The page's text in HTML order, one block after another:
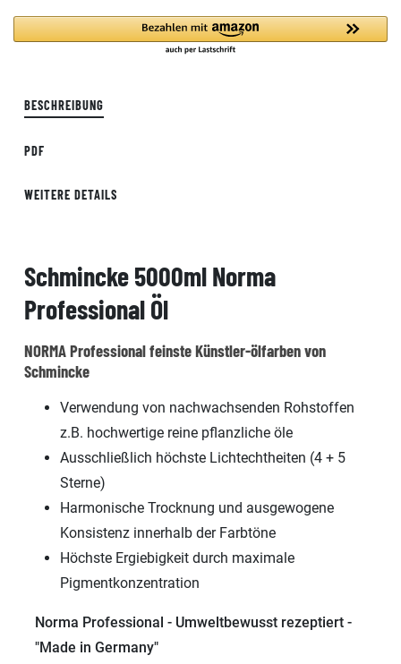
BESCHREIBUNG
PDF
WEITERE DETAILS
Schmincke 5000ml Norma
Professional Öl
NORMA Professional feinste Künstler-ölfarben von
Schmincke
Verwendung von nachwachsenden Rohstoffen
z.B. hochwertige reine pflanzliche öle
Ausschließlich höchste Lichtechtheiten (4 + 5
Sterne)
Harmonische Trocknung und ausgewogene
Konsistenz innerhalb der Farbtöne
Höchste Ergiebigkeit durch maximale
Pigmentkonzentration
Norma Professional - Umweltbewusst rezeptiert -
"Made in Germany"